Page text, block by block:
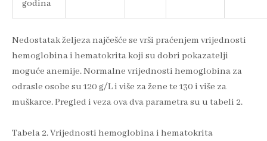
godina
Nedostatak željeza najčešće se vrši praćenjem vrijednosti
hemoglobina i hematokrita koji su dobri pokazatelji
moguće anemije. Normalne vrijednosti hemoglobina za
odrasle osobe su 120 g/L i više za žene te 130 i više za
muškarce. Pregled i veza ova dva parametra su u tabeli 2.
Tabela 2. Vrijednosti hemoglobina i hematokrita